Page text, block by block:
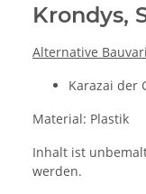
Krondys,
Alternative
Karazai der
Material: Plastik
Inhalt ist
werden.